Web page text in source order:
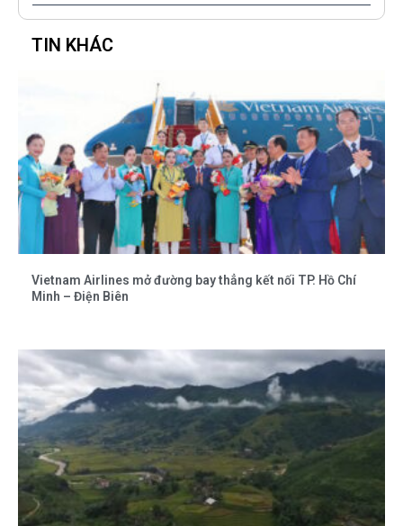
TIN KHÁC
Vietnam Airlines mở đường bay thẳng kết nối TP. Hồ Chí
Minh – Điện Biên